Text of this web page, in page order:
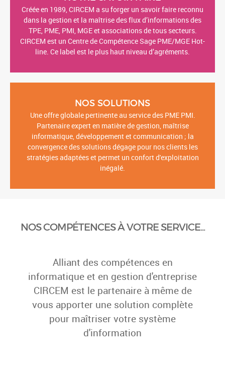
NOTRE SAVOIR FAIRE
Créée en 1989, CIRCEM a su forger un savoir faire reconnu
dans la gestion et la maîtrise des flux d’informations des
TPE, PME, PMI, MGE et associations de tous secteurs.
CIRCEM est un Centre de Compétence Sage PME/MGE Hot-
NOS SOLUTIONS
Une offre globale pertinente au service des PME PMI.
Partenaire expert en matière de gestion, maîtrise
informatique, développement et communication ; la
convergence des solutions dégage pour nos clients les
stratégies adaptées et permet un confort d'exploitation
Alliant des compétences en
informatique et en gestion d'entreprise
CIRCEM est le partenaire à même de
vous apporter une solution complète
pour maîtriser votre système